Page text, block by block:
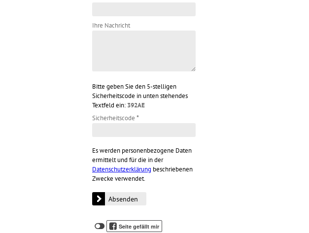
Ihre Nachricht
Bitte geben Sie den 5-stelligen
Sicherheitscode in unten stehendes
Textfeld ein: 392AE
Sicherheitscode *
Es werden personenbezogene Daten
ermittelt und für die in der
Datenschutzerklärung beschriebenen
Zwecke verwendet.
Klicken
Sie
Klicken
Seite gefällt mir